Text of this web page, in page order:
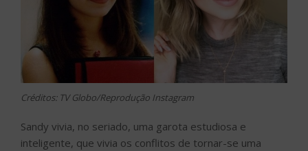
Créditos: TV Globo/Reprodução Instagram
Sandy vivia, no seriado, uma garota estudiosa e
inteligente, que vivia os conflitos de tornar-se uma